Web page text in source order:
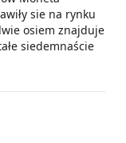
sie na rynku
osiem znajduje
siedemnaście